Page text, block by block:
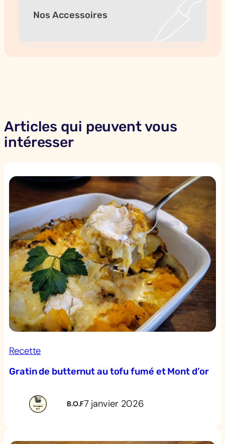
Nos Accessoires
Articles qui peuvent vous
intéresser
Recette
Gratin de butternut au tofu fumé et Mont d’or
B.O.F7 janvier 2026